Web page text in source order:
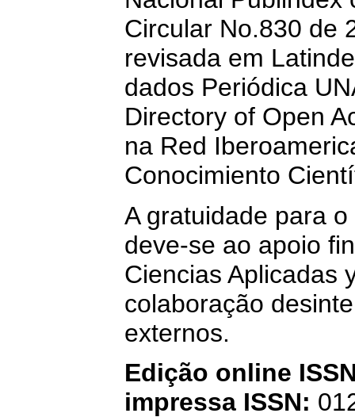
Circular No.830 de
revisada em
dados Periódica
Directory of Open
na Red
Conocimiento
A gratuidade para
deve-se ao apoio
Ciencias Aplicadas
colaboração
externos.
Edição online
impressa ISSN: